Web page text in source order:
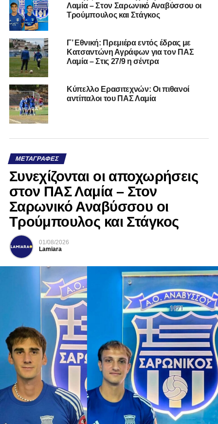
Λαμία – Στον Σαρωνικό Αναβύσσου οι
Τρούμπουλος και Στάγκος
Γ’ Εθνική: Πρεμιέρα εντός έδρας με
Κατσαντώνη Αγράφων για τον ΠΑΣ
Λαμία – Στις 27/9 η σέντρα
Κύπελλο Ερασιτεχνών: Οι πιθανοί
αντίπαλοι του ΠΑΣ Λαμία
ΜΕΤΑΓΡΑΦΈΣ
Συνεχίζονται οι αποχωρήσεις
στον ΠΑΣ Λαμία – Στον
Σαρωνικό Αναβύσσου οι
Τρούμπουλος και Στάγκος
01/08/2026
Lamiara